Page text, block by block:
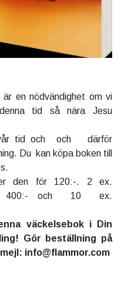
en nödvändighet om vi
tid så nära Jesu
tid och och därför
Du kan köpa boken till
den för 120:-. 2 ex.
och 10 ex.
väckelsebok i Din
Gör beställning på
info@flammor.com